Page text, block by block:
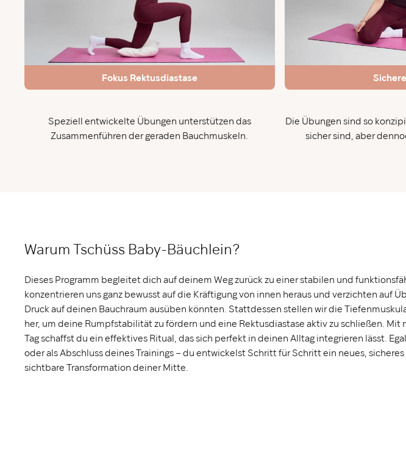
Fokus Rektusdiastase
Speziell entwickelte Übungen unterstützen das
Zusammenführen der geraden Bauchmuskeln.
Die Übungen sind so
sicher sind, aber
Warum Tschüss Baby-Bäuchlein?
Dieses Programm begleitet dich auf deinem Weg zurück zu einer stabilen und
konzentrieren uns ganz bewusst auf die Kräftigung von innen heraus und verzichten auf
Druck auf deinen Bauchraum ausüben könnten. Stattdessen stellen wir die
her, um deine Rumpfstabilität zu fördern und eine Rektusdiastase aktiv zu schließen. Mit
Tag schaffst du ein effektives Ritual, das sich perfekt in deinen Alltag integrieren lässt.
oder als Abschluss deines Trainings – du entwickelst Schritt für Schritt ein neues,
sichtbare Transformation deiner Mitte.